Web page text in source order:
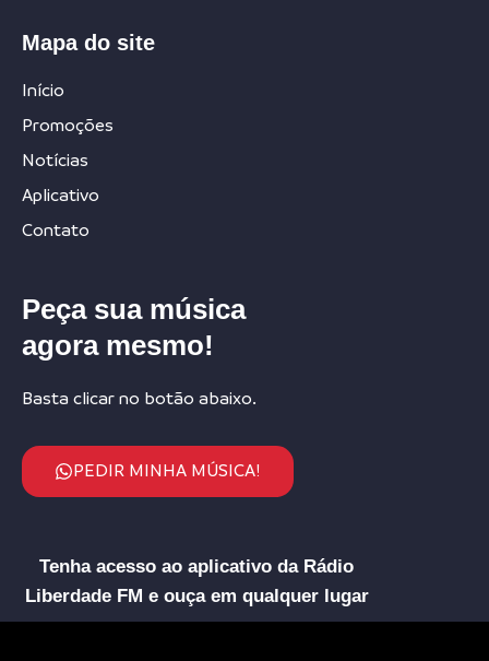
Mapa do site
Início
Promoções
Notícias
Aplicativo
Contato
Peça sua música
agora mesmo!
Basta clicar no botão abaixo.
PEDIR MINHA MÚSICA!
Tenha acesso ao aplicativo da Rádio
Liberdade FM e ouça em qualquer lugar